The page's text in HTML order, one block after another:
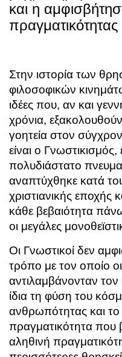
και η
πραγματικότητας
Στην ιστορία των
φιλοσοφικών
ιδέες που, αν και
χρόνια,
γοητεία στον
είναι ο
πολυδιάστατο
αναπτύχθηκε κατά
χριστιανικής εποχής
κάθε βεβαιότητα
οι μεγάλες
Οι Γνωστικοί δεν
τρόπο με τον οποίο
αντιλαμβάνονταν
ίδια τη φύση του
ανθρωπότητας και
πραγματικότητα που
αληθινή